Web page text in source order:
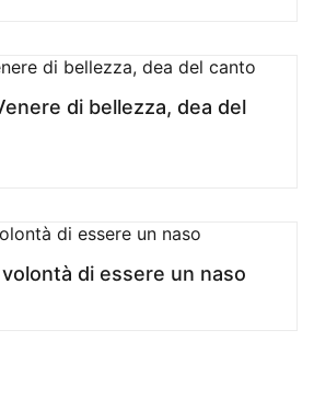
di bellezza, dea del
di essere un naso